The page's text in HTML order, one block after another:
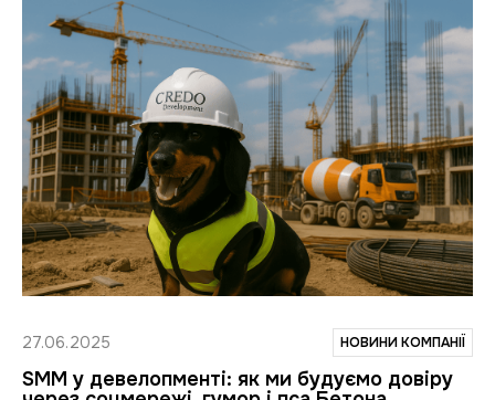
27.06.2025 НОВИНИ КОМПАНІЇ
SMM у девелопменті: як ми будуємо довіру